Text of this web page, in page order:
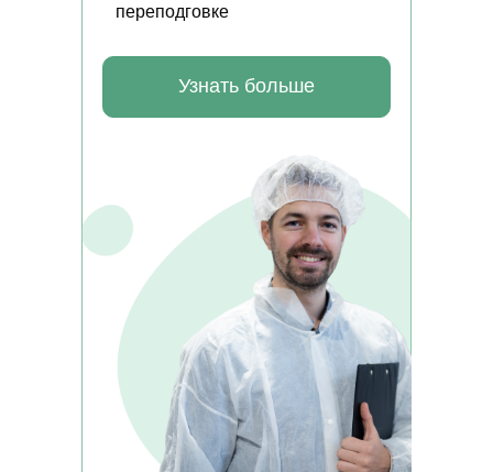
Узнать больше
переподговке
Получите профессию в сфере сельского хозяйства